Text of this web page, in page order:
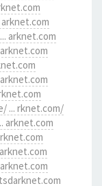
arknet.com
... rknet.com/
arknet.com